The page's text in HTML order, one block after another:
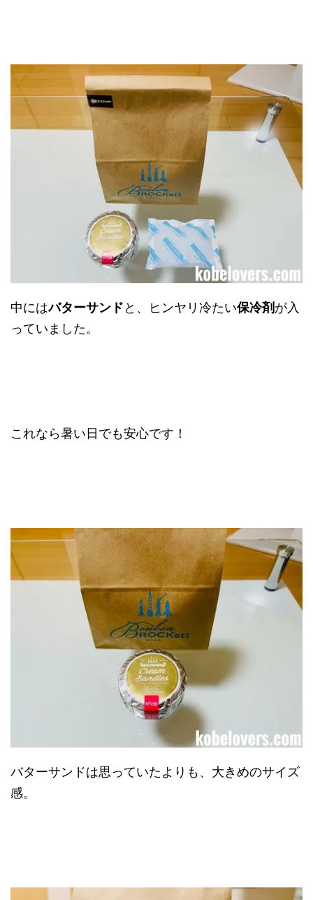
中にはバターサンドと、ヒンヤリ冷たい保冷剤が入
っていました。
これなら暑い日でも安心です！
バターサンドは思っていたよりも、大きめのサイズ
感。